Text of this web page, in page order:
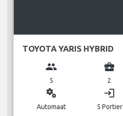
TOYOTA YARIS HYBRID
group
5
business_center
2
miscellaneous_services
Automaat
login
5 Portier